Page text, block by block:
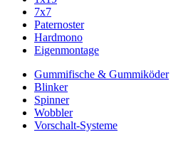
7x7
Paternoster
Hardmono
Eigenmontage
Gummifische & Gummiköder
Blinker
Spinner
Wobbler
Vorschalt-Systeme